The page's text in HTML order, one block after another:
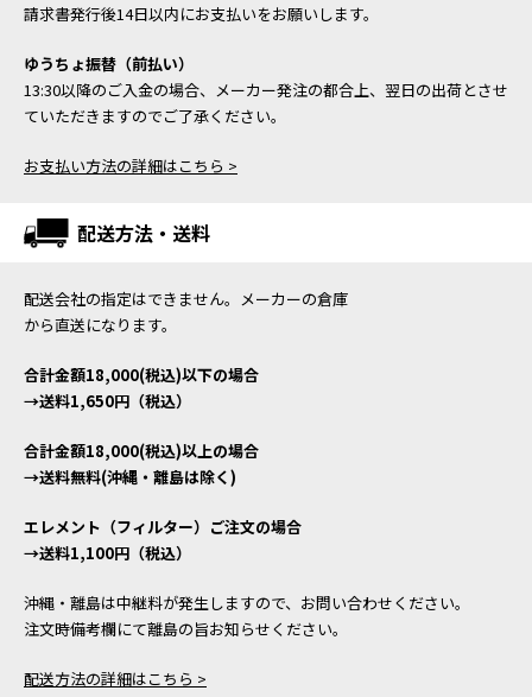
請求書発行後14日以内にお支払いをお願いします。
ゆうちょ振替（前払い）
13:30以降のご入金の場合、メーカー発注の都合上、翌日の出荷とさせ
ていただきますのでご了承ください。
お支払い方法の詳細はこちら >
配送方法・送料
配送会社の指定はできません。メーカーの倉庫
から直送になります。
合計金額18,000(税込)以下の場合
→送料1,650円（税込）
合計金額18,000(税込)以上の場合
→送料無料(沖縄・離島は除く)
エレメント（フィルター）ご注文の場合
→送料1,100円（税込）
沖縄・離島は中継料が発生しますので、お問い合わせください。
注文時備考欄にて離島の旨お知らせください。
配送方法の詳細はこちら >